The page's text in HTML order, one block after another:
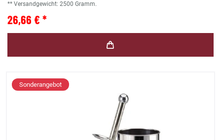
** Versandgewicht: 2500 Gramm.
26,66 € *
Sonderangebot